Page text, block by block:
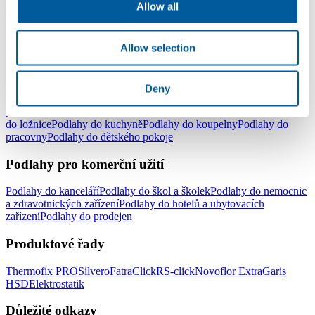
Allow all
Allow selection
Deny
Plovoucí vinylové podlahy - click
do ložnicePodlahy do kuchyněPodlahy do koupelnyPodlahy do
pracovnyPodlahy do dětského pokoje
Podlahy pro komerční užití
Podlahy do kanceláříPodlahy do škol a školekPodlahy do nemocnic
a zdravotnických zařízeníPodlahy do hotelů a ubytovacích
zařízeníPodlahy do prodejen
Produktové řady
Thermofix PROSilveroFatraClickRS-clickNovoflor ExtraGaris
HSDElektrostatik
Důležité odkazy